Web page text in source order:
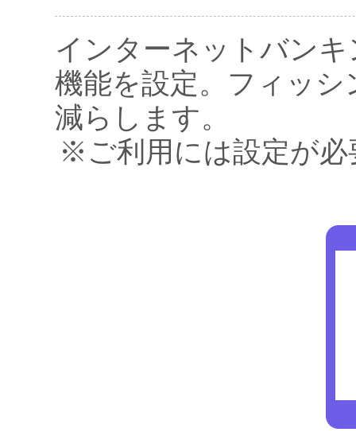
インターネットバン
機能を設定。フィッ
減らします。
※ご利用には設定が必